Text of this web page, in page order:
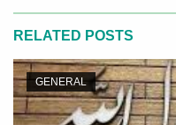
RELATED POSTS
GENERAL